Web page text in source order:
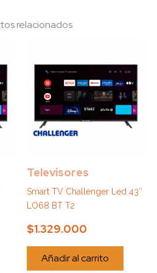
relacionados
Televisores
Smart TV Challenger Led 43″
LO68 BT T2
$1.329.000
Añadir al carrito